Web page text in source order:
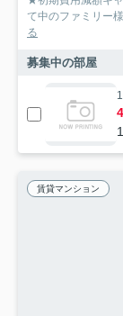
て中のファミリー
る
募集中の部屋
賃貸マンション